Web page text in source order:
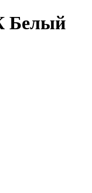
Белый